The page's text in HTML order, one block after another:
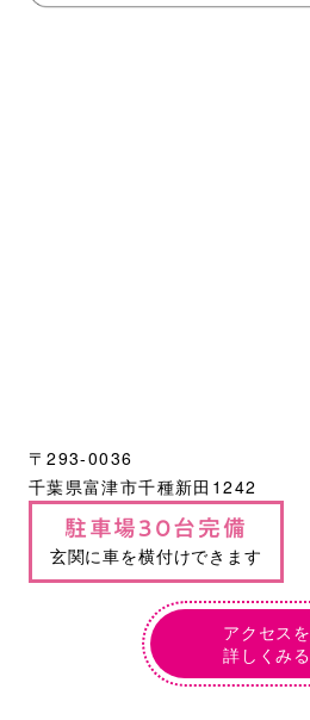
〒293-0036
千葉県富津市千種新田1242
駐車場30台完備
玄関に車を横付けできます
アクセスを
詳しくみる